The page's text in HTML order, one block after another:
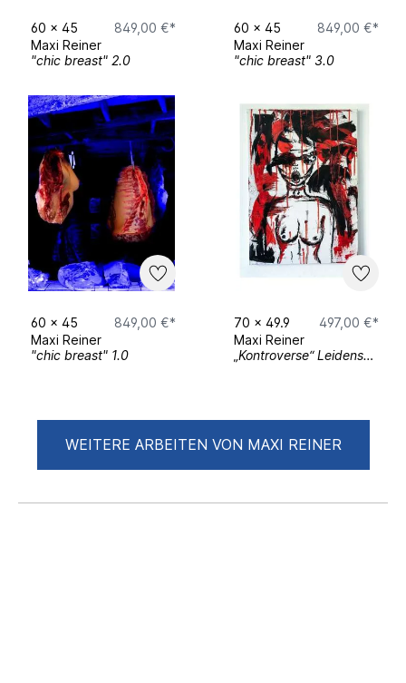
60 x 45
849,00 €*
Maxi Reiner
"chic breast" 2.0
60 x 45
849,00 €*
Maxi Reiner
"chic breast" 3.0
60 x 45
849,00 €*
Maxi Reiner
"chic breast" 1.0
70 x 49.9
497,00 €*
Maxi Reiner
„Kontroverse“ Leidenschaften
WEITERE ARBEITEN VON MAXI REINER